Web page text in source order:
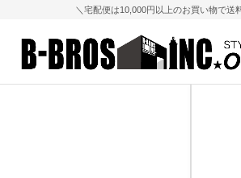
＼宅配便は10,000円以上のお買い物で送